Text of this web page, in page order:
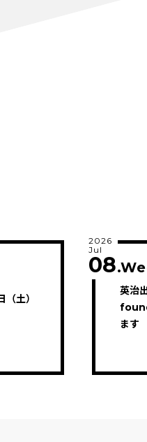
土）
英治
ます
2026
Jul
08